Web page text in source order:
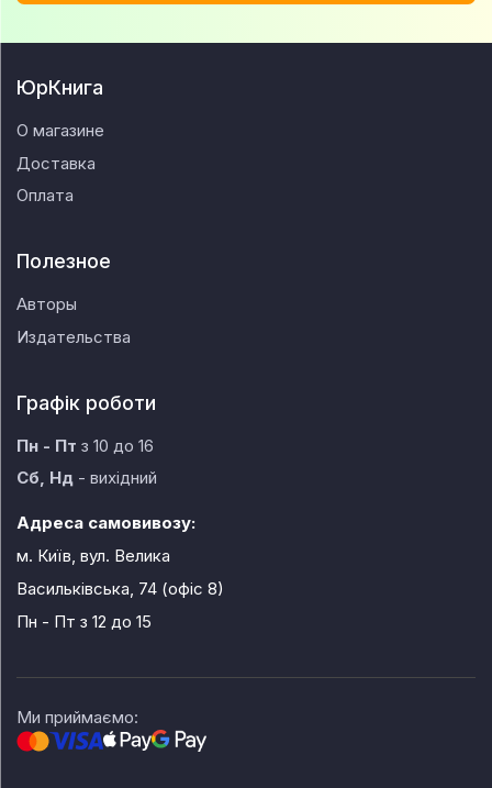
ЮрКнига
О магазине
Доставка
Оплата
Полезное
Авторы
Издательства
Графік роботи
Пн - Пт з 10 до 16
Сб, Нд - вихідний
Адреса самовивозу:
м. Київ, вул. Велика
Васильківська, 74 (офіс 8)
Пн - Пт з 12 до 15
Ми приймаємо: